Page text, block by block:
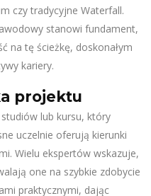
czy tradycyjne Waterfall.
stanowi fundament,
na tę ścieżkę, doskonałym
kariery.
projektu
lub kursu, który
uczelnie oferują kierunki
Wielu ekspertów wskazuje,
one na szybkie zdobycie
praktycznymi, dając